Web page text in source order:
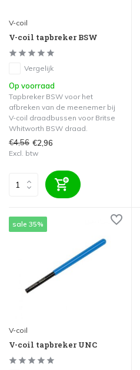
V-coil
V-coil tapbreker BSW
Vergelijk
Op voorraad
Tapbreker BSW voor het
afbreken van de meenemer bij
V-coil draadbussen voor Britse
Whitworth BSW draad.
€4,56 €2,96
Excl. btw
sale 35%
V-coil
V-coil tapbreker UNC